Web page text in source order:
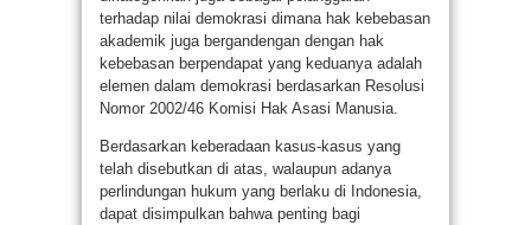
terhadap nilai demokrasi dimana hak kebebasan
akademik juga bergandengan dengan hak
kebebasan berpendapat yang keduanya adalah
elemen dalam demokrasi berdasarkan Resolusi
Nomor 2002/46 Komisi Hak Asasi Manusia.
Berdasarkan keberadaan kasus-kasus yang
telah disebutkan di atas, walaupun adanya
perlindungan hukum yang berlaku di Indonesia,
dapat disimpulkan bahwa penting bagi